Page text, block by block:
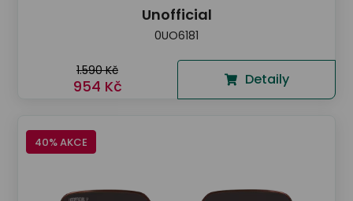
Unofficial
0UO6181
1.590 Kč
954 Kč Detaily
40% AKCE